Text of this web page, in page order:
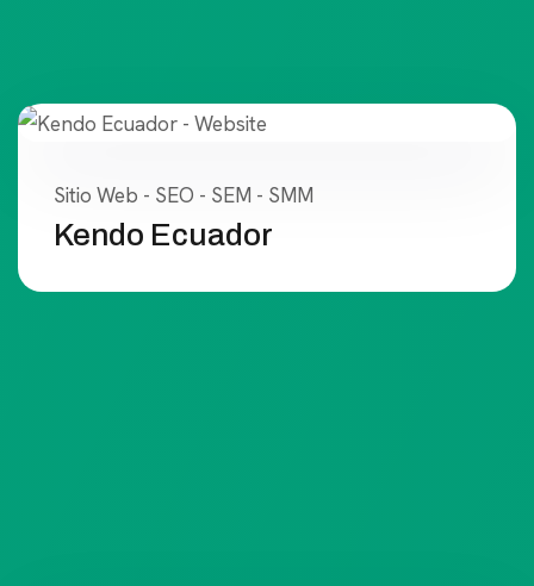
Sitio Web - SEO - SEM - SMM
Kendo Ecuador